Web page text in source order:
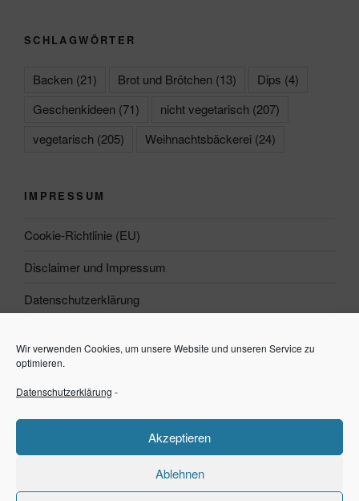
Wir verwenden Cookies, um unsere Website und unseren Service zu
optimieren.
Datenschutzerklärung -
Akzeptieren
Ablehnen
SCHLAGWÖRTER
Backen (21) Brot und Brötchen (13) Dips (4)
Geschenkideen (71) nicht vegetarisch (207)
vegetarisch (205) Weihnachtsbäckerei (24)
IMPRESSUM
Cookie-Richtlinie (EU)
Disclaimer und Impressum
Datenschutzerklärung
Suchen